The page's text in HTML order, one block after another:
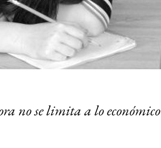
no se limita a lo económico